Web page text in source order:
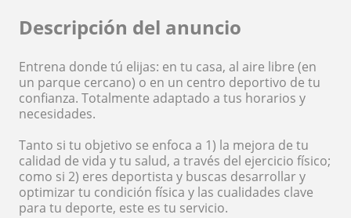
Descripción del anuncio
Entrena donde tú elijas: en tu casa, al aire libre (en
un parque cercano) o en un centro deportivo de tu
confianza. Totalmente adaptado a tus horarios y
necesidades.
Tanto si tu objetivo se enfoca a 1) la mejora de tu
calidad de vida y tu salud, a través del ejercicio físico;
como si 2) eres deportista y buscas desarrollar y
optimizar tu condición física y las cualidades clave
para tu deporte, este es tu servicio.